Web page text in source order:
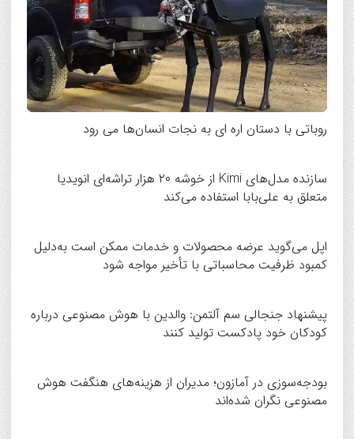
روباتی با دستان اره ای به نجات انسان‌ها می رود
سازنده مدل‌های Kimi از خوشه ۲۰ هزار تراشه‌ای انویدیا
متعلق به علی‌بابا استفاده می‌کند
اپل می‌گوید عرضه محصولات و خدمات ممکن است به‌دلیل
کمبود ظرفیت محاسباتی با تأخیر مواجه شود
پیشنهاد جنجالی سم آلتمن: والدین با هوش مصنوعی درباره
کودکان خود پادکست تولید کنند
بودجه‌سوزی در آمازون؛ مدیران از هزینه‌های هنگفت هوش
مصنوعی نگران شده‌اند